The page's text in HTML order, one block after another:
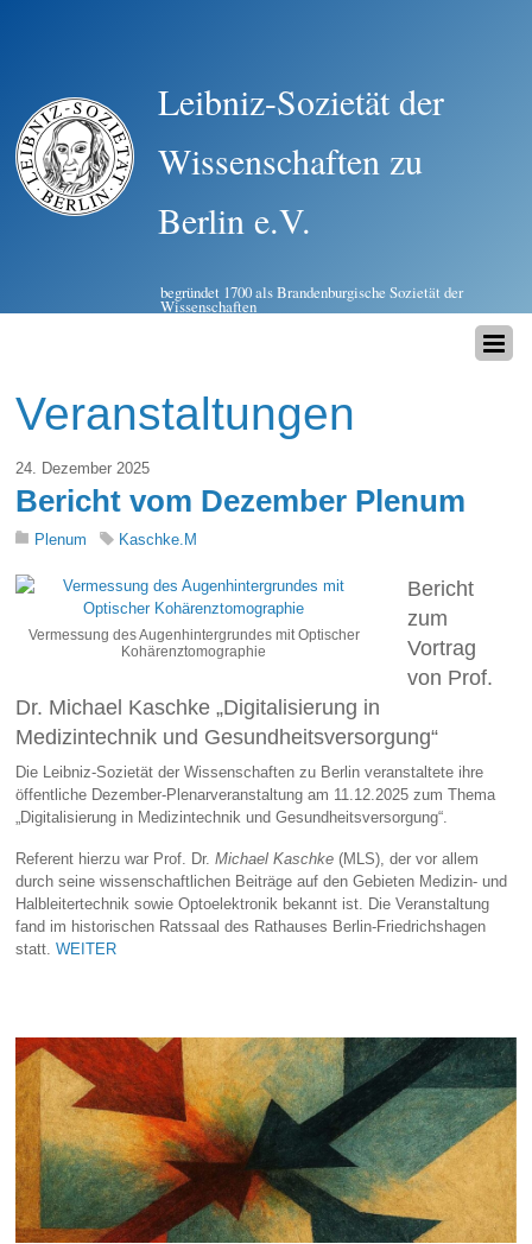
Leibniz-Sozietät der
Wissenschaften zu
Berlin e.V.
begründet 1700 als Brandenburgische Sozietät der
Wissenschaften
Veranstaltungen
24. Dezember 2025
Bericht vom Dezember Plenum
Plenum Kaschke.M
Vermessung des Augenhintergrundes mit Optischer
Kohärenztomographie
Bericht
zum
Vortrag
von Prof.
Dr. Michael Kaschke „Digitalisierung in
Medizintechnik und Gesundheitsversorgung“
Die Leibniz-Sozietät der Wissenschaften zu Berlin veranstaltete ihre
öffentliche Dezember-Plenarveranstaltung am 11.12.2025 zum Thema
„Digitalisierung in Medizintechnik und Gesundheitsversorgung“.
Referent hierzu war Prof. Dr.Michael Kaschke (MLS), der vor allem
durch seine wissenschaftlichen Beiträge auf den Gebieten Medizin- und
Halbleitertechnik sowie Optoelektronik bekannt ist. Die Veranstaltung
fand im historischen Ratssaal des Rathauses Berlin-Friedrichshagen
statt.WEITER